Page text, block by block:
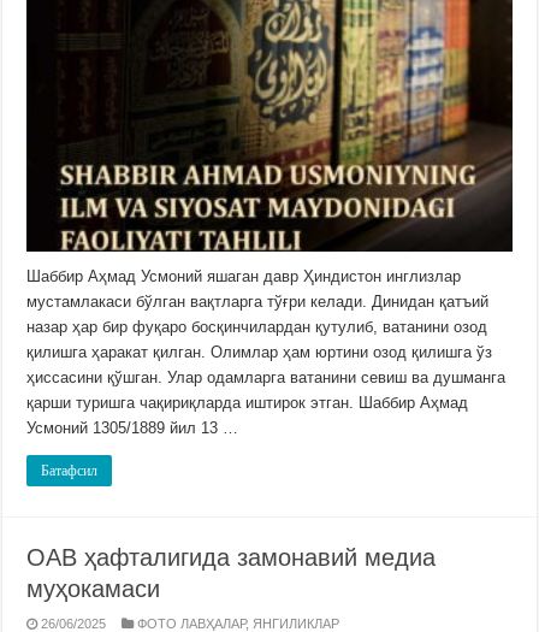
Шаббир Аҳмад Усмоний яшаган давр Ҳиндистон инглизлар
мустамлакаси бўлган вақтларга тўғри келади. Динидан қатъий
назар ҳар бир фуқаро босқинчилардан қутулиб, ватанини озод
қилишга ҳаракат қилган. Олимлар ҳам юртини озод қилишга ўз
ҳиссасини қўшган. Улар одамларга ватанини севиш ва душманга
қарши туришга чақириқларда иштирок этган. Шаббир Аҳмад
Усмоний 1305/1889 йил 13 …
Батафсил
ОАВ ҳафталигида замонавий медиа
муҳокамаси
26/06/2025 ФОТО ЛАВҲАЛАР, ЯНГИЛИКЛАР